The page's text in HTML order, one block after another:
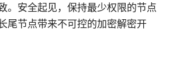
。安全起见，保持最少权限的节点
尾节点带来不可控的加密解密开